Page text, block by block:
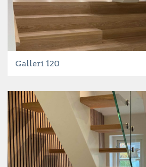
Galleri 120